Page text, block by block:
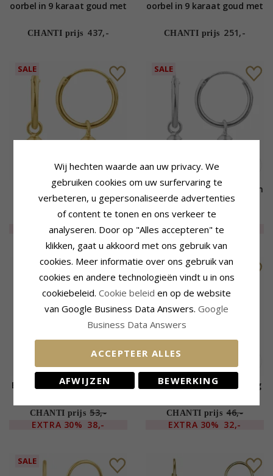
oorbel in 9 karaat goud met
CHANTI prijs 437,-
oorbel in 9 karaat goud met
CHANTI prijs 251,-
SALE
12 mm blauwe topaas glas
creool in verguld zilver -
Loom Stones
CHANTI prijs 48,-
EXTRA 30% 34,-
SALE
12 mm topaas glas creool in
zilver - Loom Stones
CHANTI prijs
EXTRA 50%
Blauwe topaas glas ketting
Loom Stones
CHANTI prijs 53,-
EXTRA 30% 38,-
SALE
Blauwe topaas glas ketting
Stones
CHANTI prijs 46,-
EXTRA 30% 32,-
SALE
Wij hechten waarde aan uw privacy. We
gebruiken cookies om uw surfervaring te
verbeteren, u gepersonaliseerde advertenties
of content te tonen en ons verkeer te
analyseren. Door op "Alles accepteren" te
klikken, gaat u akkoord met ons gebruik van
cookies. Meer informatie over ons gebruik van
cookies en andere technologieën vindt u in ons
cookiebeleid. Cookie beleid en op de website
van Google Business Data Answers. Google
Business Data Answers
ACCEPTEER ALLES
AFWIJZEN BEWERKING